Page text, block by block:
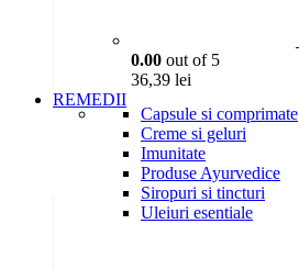
0.00 out of 5
36,39 lei
REMEDII
Capsule si comprimate
Creme si geluri
Imunitate
Produse Ayurvedice
Siropuri si tincturi
Uleiuri esentiale